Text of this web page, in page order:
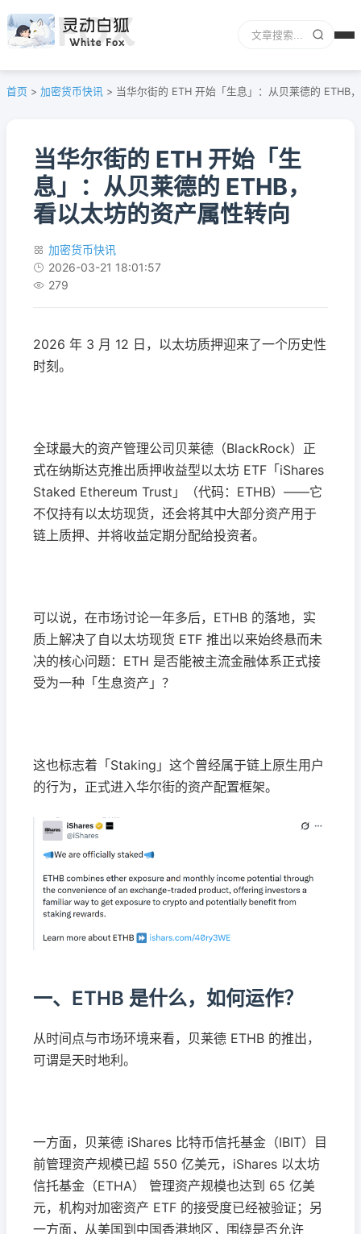
首页 > 加密货币快讯 > 当华尔街的 ETH 开始「生息」：从贝莱德的 ETHB
当华尔街的 ETH 开始「生
息」：从贝莱德的 ETHB，
看以太坊的资产属性转向
加密货币快讯
2026-03-21 18:01:57
279
2026 年 3 月 12 日，以太坊质押迎来了一个历史性
时刻。
全球最大的资产管理公司贝莱德（BlackRock）正
式在纳斯达克推出质押收益型以太坊 ETF「iShares
Staked Ethereum Trust」（代码：ETHB）——它
不仅持有以太坊现货，还会将其中大部分资产用于
链上质押、并将收益定期分配给投资者。
可以说，在市场讨论一年多后，ETHB 的落地，实
质上解决了自以太坊现货 ETF 推出以来始终悬而未
决的核心问题：ETH 是否能被主流金融体系正式接
受为一种「生息资产」？
这也标志着「Staking」这个曾经属于链上原生用户
的行为，正式进入华尔街的资产配置框架。
一、ETHB 是什么，如何运作？
从时间点与市场环境来看，贝莱德 ETHB 的推出，
可谓是天时地利。
一方面，贝莱德 iShares 比特币信托基金（IBIT）目
前管理资产规模已超 550 亿美元，iShares 以太坊
信托基金（ETHA） 管理资产规模也达到 65 亿美
元，机构对加密资产 ETF 的接受度已经被验证；另
一方面，从美国到中国香港地区，围绕是否允许